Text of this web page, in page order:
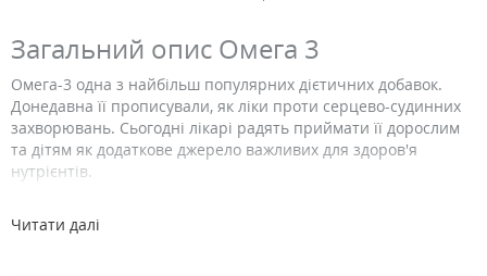
Загальний опис Омега 3
Омега-3 одна з найбільш популярних дієтичних добавок.
Донедавна її прописували, як ліки проти серцево-судинних
захворювань. Сьогодні лікарі радять приймати її дорослим
та дітям як додаткове джерело важливих для здоров'я
нутрієнтів.
Що таке Омега 3
Читати далі